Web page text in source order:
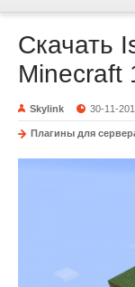
Скачать
Minecraft
Skylink 30-11-
Плагины для